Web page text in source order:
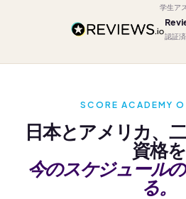
学生ア
認証
SCORE ACADEMY
日本とアメリカ、
資格を
今のスケジュール
る。